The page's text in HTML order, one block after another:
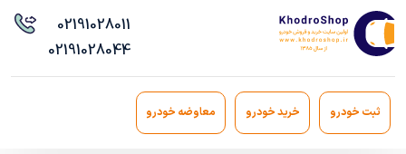
02191028011
02191028044
ثبت خودرو خرید خودرو معاوضه خودرو